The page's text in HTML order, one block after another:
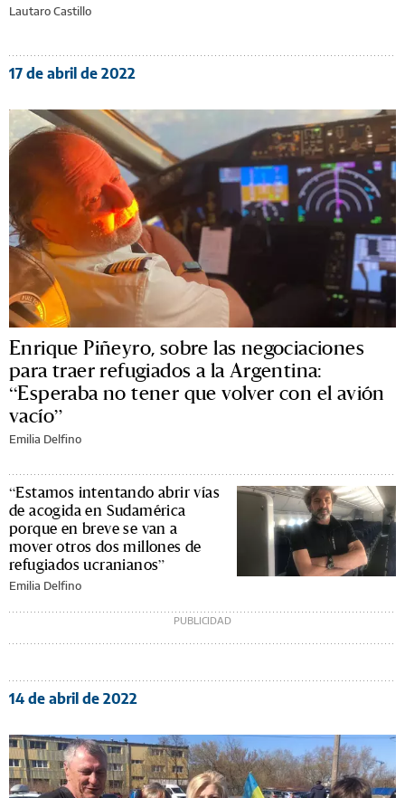
Lautaro Castillo
17 de abril de 2022
Enrique Piñeyro, sobre las negociaciones
para traer refugiados a la Argentina:
“Esperaba no tener que volver con el avión
vacío”
Emilia Delfino
“Estamos intentando abrir vías
de acogida en Sudamérica
porque en breve se van a
mover otros dos millones de
refugiados ucranianos”
Emilia Delfino
14 de abril de 2022